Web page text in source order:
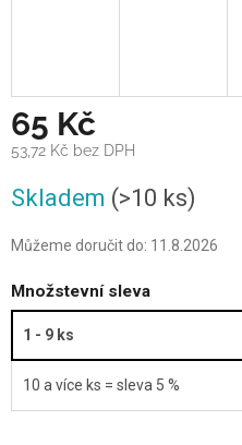
65 Kč
53,72 Kč bez DPH
cena:
Skladem (>10 ks)
Můžeme doručit do: 11.8.2026
Množstevní sleva
1 - 9 ks
10 a více ks = sleva 5 %